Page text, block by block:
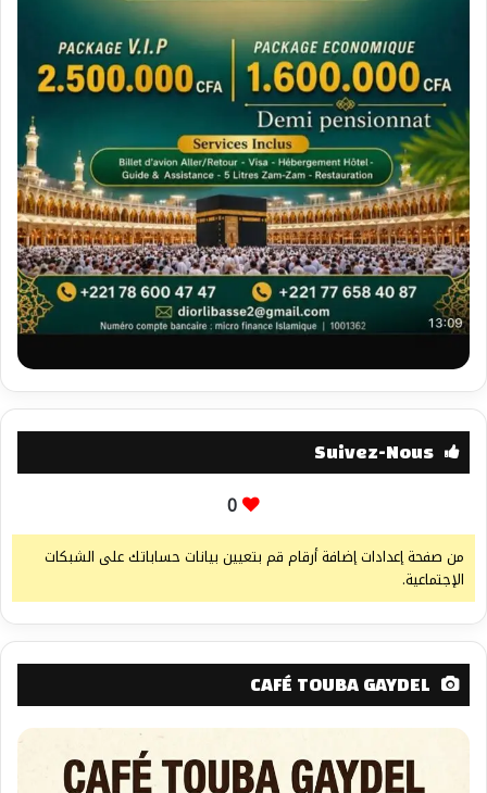
Suivez-Nous
0
من صفحة إعدادات إضافة أرقام قم بتعيين بيانات حساباتك على الشبكات
الإجتماعية.
CAFÉ TOUBA GAYDEL